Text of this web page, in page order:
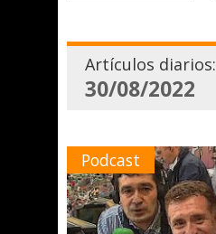
Artículos diarios:
30/08/2022
Podcast